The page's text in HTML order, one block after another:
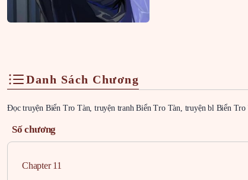
Danh Sách Chương
Đọc truyện Biển Tro Tàn, truyện tranh Biển Tro Tàn, truyện bl Biển
Số chương
Chapter 11